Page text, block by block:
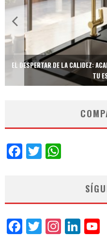
EL DESPERTAR DE LA CALIDEZ:
TU
Facebook
Twitter
Facebook
Twitter